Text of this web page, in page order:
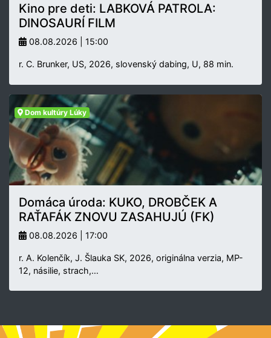
Kino pre deti: LABKOVÁ PATROLA:
DINOSAURÍ FILM
08.08.2026 | 15:00
r. C. Brunker, US, 2026, slovenský dabing, U, 88 min.
Dom kultúry Lúky
Domáca úroda: KUKO, DROBČEK A
RAŤAFÁK ZNOVU ZASAHUJÚ (FK)
08.08.2026 | 17:00
r. A. Kolenčík, J. Šlauka SK, 2026, originálna verzia, MP-
12, násilie, strach,…